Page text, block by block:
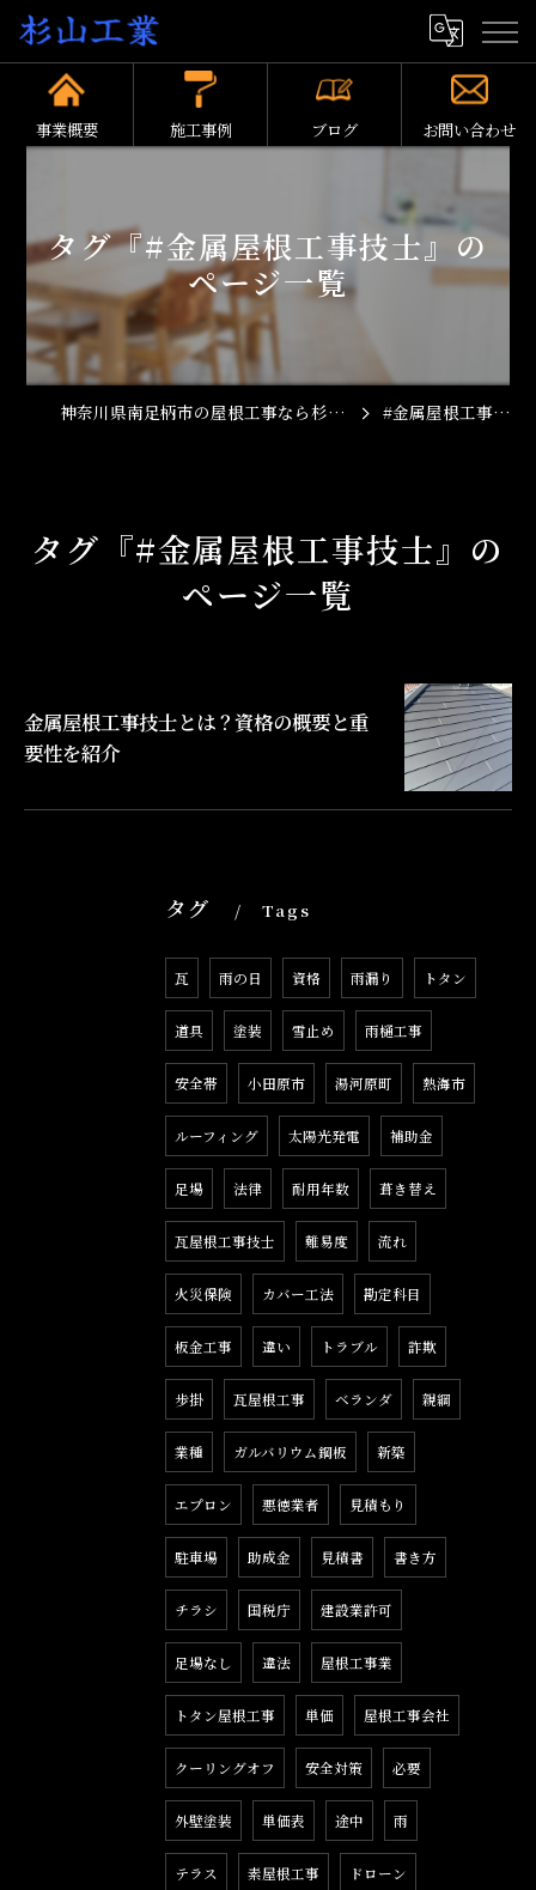
事業概要 施工事例 ブログ お問い合わせ
タグ『#金属屋根工事技士』の
ページ一覧
神奈川県南足柄市の屋根工事なら杉山工業 #金属屋根工事技士
タグ『#金属屋根工事技士』の
ページ一覧
金属屋根工事技士とは？資格の概要と重
要性を紹介
タグ Tags
瓦 雨の日 資格 雨漏り トタン
道具 塗装 雪止め 雨樋工事
安全帯 小田原市 湯河原町 熱海市
ルーフィング 太陽光発電 補助金
足場 法律 耐用年数 葺き替え
瓦屋根工事技士 難易度 流れ
火災保険 カバー工法 勘定科目
板金工事 違い トラブル 詐欺
歩掛 瓦屋根工事 ベランダ 親綱
業種 ガルバリウム鋼板 新築
エプロン 悪徳業者 見積もり
駐車場 助成金 見積書 書き方
チラシ 国税庁 建設業許可
足場なし 違法 屋根工事業
トタン屋根工事 単価 屋根工事会社
クーリングオフ 安全対策 必要
外壁塗装 単価表 途中 雨
テラス 素屋根工事 ドローン